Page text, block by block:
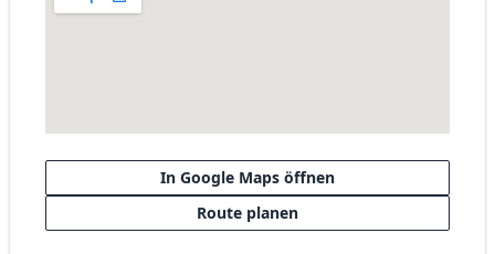
In Google Maps öffnen
Route planen